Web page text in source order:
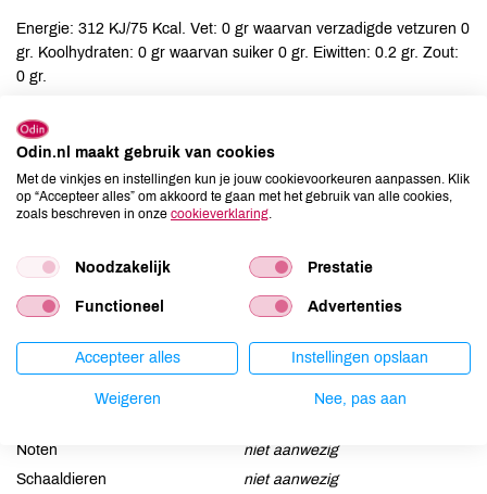
Energie: 312 KJ/75 Kcal. Vet: 0 gr waarvan verzadigde vetzuren 0
gr. Koolhydraten: 0 gr waarvan suiker 0 gr. Eiwitten: 0.2 gr. Zout:
0 gr.
Ingrediënten
druiven**.
Aardnoten
niet aanwezig
Ei
niet aanwezig
niet aanwezig
niet aanwezig
Noten
niet aanwezig
Schaaldieren
niet aanwezig
Odin.nl maakt gebruik van cookies
Met de vinkjes en instellingen kun je jouw cookievoorkeuren aanpassen. Klik
op “Accepteer alles” om akkoord te gaan met het gebruik van alle cookies,
zoals beschreven in onze cookieverklaring.
Noodzakelijk Prestatie
Functioneel Advertenties
Accepteer alles Instellingen opslaan
Weigeren Nee, pas aan